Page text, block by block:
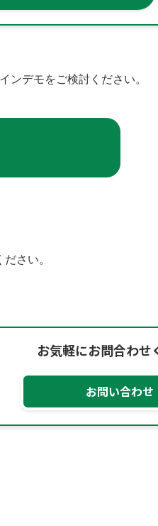
ンデモをご検討ください。
さい。
お気軽にお問合わせ
お問い合わせ